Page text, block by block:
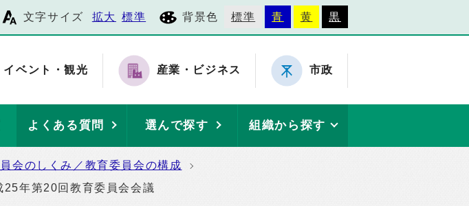
文字サイズ 拡大 標準 背景色 標準 青 黄 黒
イベント・観光 産業・ビジネス 市政
よくある質問 選んで探す 組織から探す
会のしくみ／教育委員会の構成
25年第20回教育委員会会議